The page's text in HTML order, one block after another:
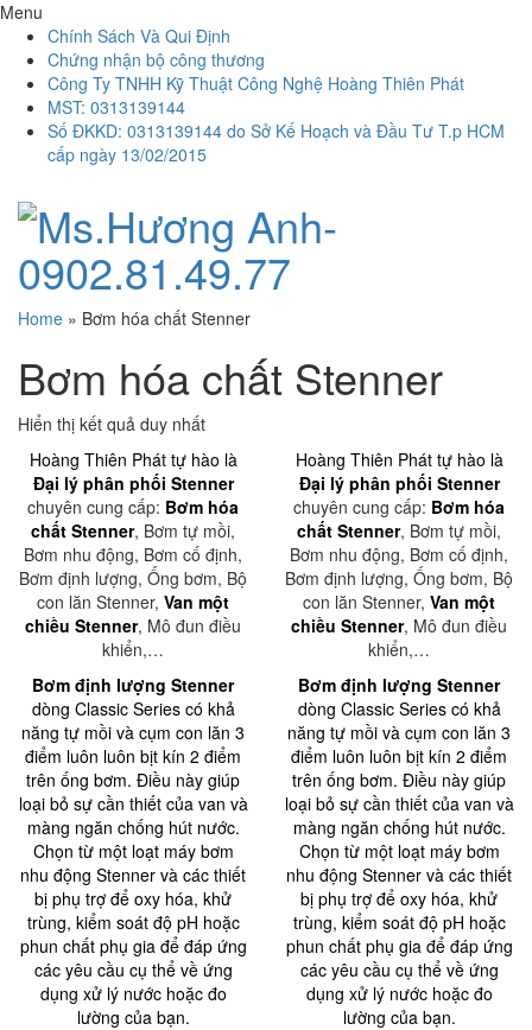
Menu
Chính Sách Và Qui Định
Chứng nhận bộ công thương
Công Ty TNHH Kỹ Thuật Công Nghệ Hoàng Thiên Phát
MST: 0313139144
Số ĐKKD: 0313139144 do Sở Kế Hoạch và Đầu Tư T.p HCM
cấp ngày 13/02/2015
Home » Bơm hóa chất Stenner
Bơm hóa chất Stenner
Hiển thị kết quả duy nhất
Hoàng Thiên Phát tự hào là
Đại lý phân phối Stenner
chuyên cung cấp: Bơm hóa
chất Stenner, Bơm tự mồi,
Bơm nhu động, Bơm cố định,
Bơm định lượng, Ống bơm, Bộ
con lăn Stenner, Van một
chiều Stenner, Mô đun điều
khiển,…
Bơm định lượng Stenner
dòng Classic Series có khả
năng tự mồi và cụm con lăn 3
điểm luôn luôn bịt kín 2 điểm
trên ống bơm. Điều này giúp
loại bỏ sự cần thiết của van và
màng ngăn chống hút nước.
Chọn từ một loạt máy bơm
nhu động Stenner và các thiết
bị phụ trợ để oxy hóa, khử
trùng, kiểm soát độ pH hoặc
phun chất phụ gia để đáp ứng
các yêu cầu cụ thể về ứng
dụng xử lý nước hoặc đo
lường của bạn.
Hoàng Thiên Phát tự hào là
Đại lý phân phối Stenner
chuyên cung cấp: Bơm hóa
chất Stenner, Bơm tự mồi,
Bơm nhu động, Bơm cố định,
Bơm định lượng, Ống bơm, Bộ
con lăn Stenner, Van một
chiều Stenner, Mô đun điều
khiển,…
Bơm định lượng Stenner
dòng Classic Series có khả
năng tự mồi và cụm con lăn 3
điểm luôn luôn bịt kín 2 điểm
trên ống bơm. Điều này giúp
loại bỏ sự cần thiết của van và
màng ngăn chống hút nước.
Chọn từ một loạt máy bơm
nhu động Stenner và các thiết
bị phụ trợ để oxy hóa, khử
trùng, kiểm soát độ pH hoặc
phun chất phụ gia để đáp ứng
các yêu cầu cụ thể về ứng
dụng xử lý nước hoặc đo
lường của bạn.